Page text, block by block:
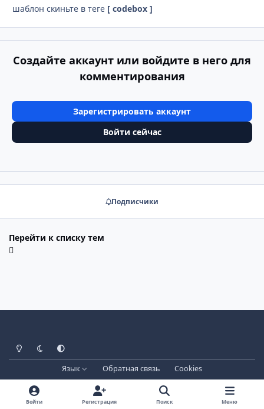
шаблон скиньте в теге [ codebox ]
Создайте аккаунт или войдите в него для
комментирования
Зарегистрировать аккаунт
Войти сейчас
Подписчики
Перейти к списку тем
Светлый режим
Тёмный режим
Системные настройки
Язык Обратная связь
Cookies
Лицензия зарегистрирована на IPBSkins.ru
Powered by
Invision Community
Войти Регистрация Поиск Меню